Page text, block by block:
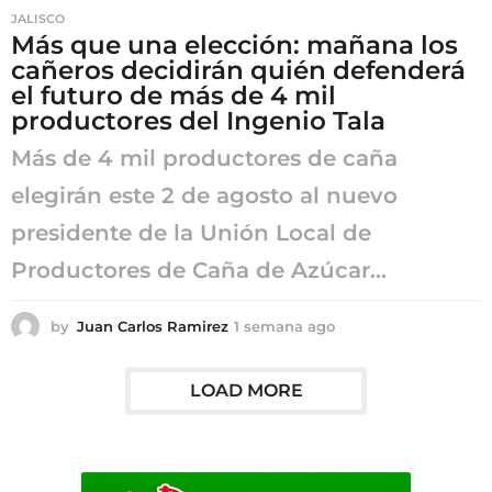
JALISCO
Más que una elección: mañana los
cañeros decidirán quién defenderá
el futuro de más de 4 mil
productores del Ingenio Tala
Más de 4 mil productores de caña
elegirán este 2 de agosto al nuevo
presidente de la Unión Local de
Productores de Caña de Azúcar...
by Juan Carlos Ramirez 1 semana ago
a
LOAD MORE